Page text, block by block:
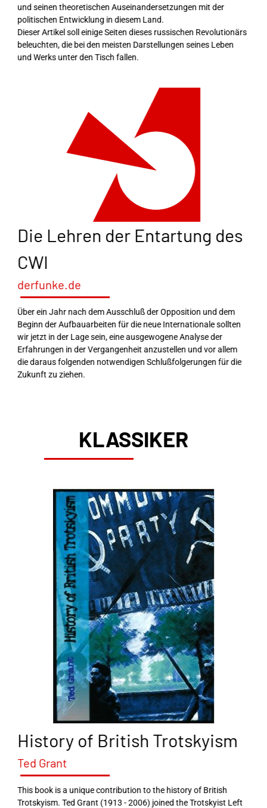
und seinen theoretischen Auseinandersetzungen mit der
politischen Entwicklung in diesem Land.
Dieser Artikel soll einige Seiten dieses russischen Revolutionärs
beleuchten, die bei den meisten Darstellungen seines Leben
und Werks unter den Tisch fallen.
Die Lehren der Entartung des
CWI
derfunke.de
Über ein Jahr nach dem Ausschluß der Opposition und dem
Beginn der Aufbauarbeiten für die neue Internationale sollten
wir jetzt in der Lage sein, eine ausgewogene Analyse der
Erfahrungen in der Vergangenheit anzustellen und vor allem
die daraus folgenden notwendigen Schlußfolgerungen für die
Zukunft zu ziehen.
KLASSIKER
History of British Trotskyism
Ted Grant
This book is a unique contribution to the history of British
Trotskyism. Ted Grant (1913 - 2006) joined the Trotskyist Left